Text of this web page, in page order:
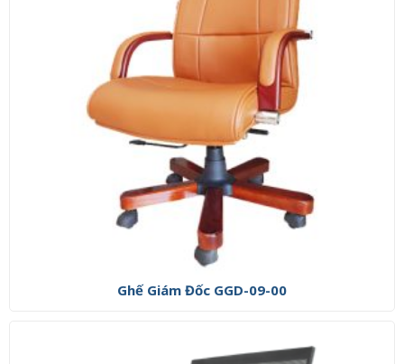
Ghế Giám Đốc GGD-09-00